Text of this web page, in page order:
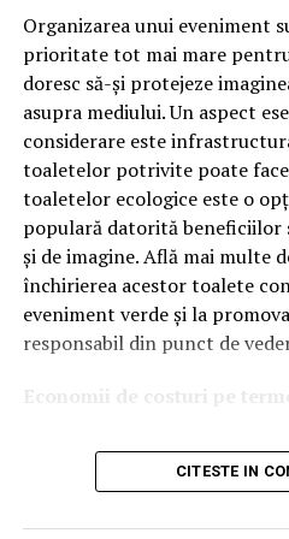
tehnologiile proprii și pentru
OEM.
Ce înseamnă Ravenol VMP?
DenumireaVMPidentifică o
pentru motoare moderne
ridicate și compatibilitate cu
constructorilor auto.
Acest produs este destinat în
moderne pe benzină și diesel,
catalizatoare moderne;
sisteme Start-Stop.
Organizarea unui eveniment
prioritate tot mai mare
doresc să-și protejeze
asupra mediului. Un aspect
considerare este
toaletelor potrivite poate
toaletelor ecologice este o
populară datorită beneficiilor
și de imagine. Află mai multe
închirierea acestor toalete
eveniment verde și la
responsabil din punct de
Economii de costuri pe
Unul dintre cele mai mari
închiriere toalete ecologice
CITESTE IN